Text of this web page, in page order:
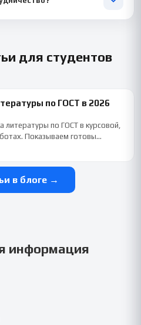
для студентов
по ГОСТ в 2026
литературы по ГОСТ в курсовой,
Показываем готовы…
в блоге →
информация